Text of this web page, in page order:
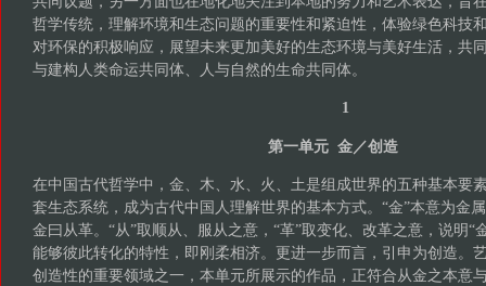
哲学传统，理解环境和生态问题的重要性和紧迫性，体验绿色科技
对环保的积极响应，展望未来更加美好的生态环境与美好生活，共
与建构人类命运共同体、人与自然的生命共同体。
1
第一单元 金／创造
在中国古代哲学中，金、木、水、火、土是组成世界的五种基本要
套生态系统，成为古代中国人理解世界的基本方式。“金”本意为金
金曰从革。“从”取顺从、服从之意，“革”取变化、改革之意，说明“
能够彼此转化的特性，即刚柔相济。更进一步而言，引申为创造。
创造性的重要领域之一，本单元所展示的作品，正符合从金之本意